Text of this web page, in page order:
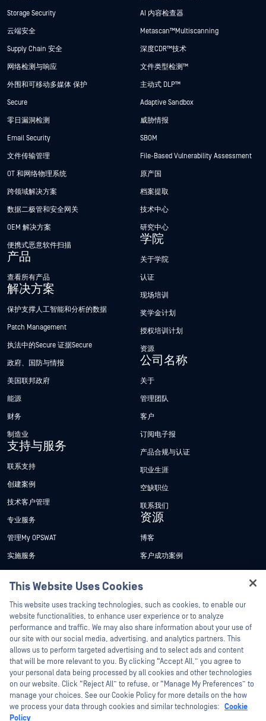
Storage Security
云端安全
Supply Chain 安全
网络检测与响应
外围和可移动多媒体 保护
Secure
零日漏洞检测
Email Security
文件传输管理
OT 和网络物理系统
跨领域解决方案
数据二极管和安全网关
OEM 解决方案
便携式恶意软件扫描
产品
查看所有产品
解决方案
保护支撑人工智能和分析的数据
Patch Management
执法中的Secure 证据Secure
政府、国防与情报
美国联邦政府
能源
财务
制造业
支持与服务
联系支持
创建案例
技术客户管理
专业服务
管理My OPSWAT
实施服务
技术文档
培训
漏洞计划
合作伙伴
认证
技术合作伙伴
渠道合作伙伴计划
AI 内容检查器
Metascan™ Multiscanning
深度CDR™技术
文件类型检测™
主动式 DLP™
Adaptive Sandbox
威胁情报
SBOM
File-Based Vulnerability Assessment
原产国
档案提取
技术中心
研究中心
学院
关于学院
认证
现场培训
奖学金计划
授权培训计划
资源
公司名称
关于
管理团队
客户
订阅电子报
产品合规与认证
职业生涯
空缺职位
联系我们
资源
博客
客户成功案例
新闻报道
活动
网络研讨会
产品型录
白皮书
免费工具
This Website Uses Cookies
This website uses tracking technologies, such as cookies, to enable our
website functionalities, to enhance user experience or to analyze
performance and traffic. We may also share information about your use of
our site with our social media, advertising, and analytics partners. This
allows us to perform targeted advertising and to select ads and content
that will be more relevant to you. By clicking “Accept All,” you agree to
your personal data being processed by all cookies and other technologies
on our website. Click “Reject All” to refuse, or “Manage My Preferences” to
manage your choices. See our Cookie Policy for more details on the how
we process your data through cookies and similar technologies: Cookie
Policy
Hey there!
I'm Ozzy, your OPSWAT virtual assistant.
How can I help you secure what's critical
today?